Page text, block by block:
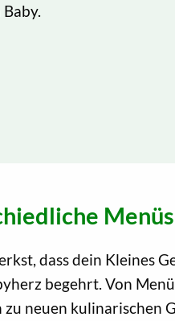
dass dein Kleines
begehrt. Von
zu neuen kulinarischen